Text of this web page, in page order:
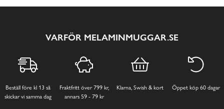
VARFÖR MELAMINMUGGAR.SE
Beställ före kl 13 så
skickar vi samma dag
Fraktfritt över 799 kr,
annars 59 - 79 kr
Klarna, Swish & kort Öppet köp 60 dagar